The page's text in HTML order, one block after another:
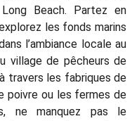
Beach. Partez en
les fonds marins
l’ambiance locale au
village de pêcheurs de
travers les fabriques de
poivre ou les fermes de
ne manquez pas le